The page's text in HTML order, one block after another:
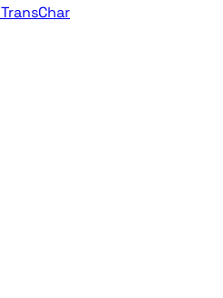
TransChar